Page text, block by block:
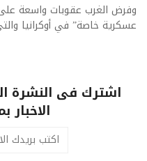
وفرض الغرب عقوبات واسعة
عسكرية خاصة” في أوكرانيا والتي بدأتها
اشترك فى النشرة